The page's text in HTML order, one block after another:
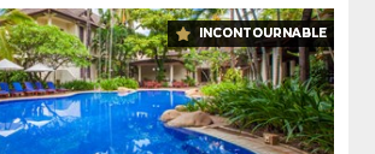
INCONTOURNABLE